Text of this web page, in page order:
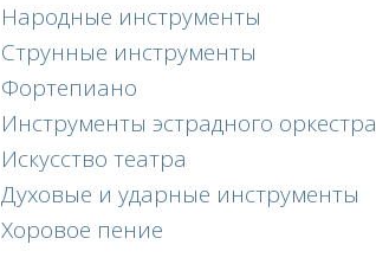
Народные инструменты
Струнные инструменты
Фортепиано
Инструменты эстрадного оркестра
Искусство театра
Духовые и ударные инструменты
Хоровое пение